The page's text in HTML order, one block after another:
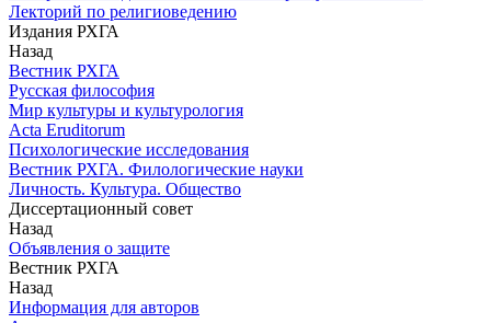
Лекторий по религиоведению
Издания РХГА
Назад
Вестник РХГА
Русская философия
Мир культуры и культурология
Acta Eruditorum
Психологические исследования
Вестник РХГА. Филологические науки
Личность. Культура. Общество
Диссертационный совет
Назад
Объявления о защите
Вестник РХГА
Назад
Информация для авторов